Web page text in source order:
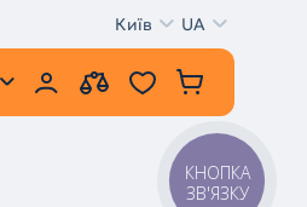
Київ UA
КНОПКА
ЗВ'ЯЗКУ